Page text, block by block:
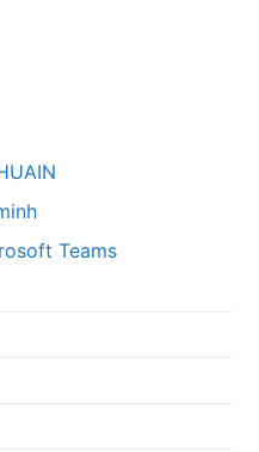
Teams